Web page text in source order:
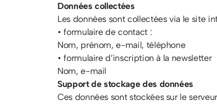
Données collectées
Les données sont collectées via le site
• formulaire de contact :
Nom, prénom, e-mail, téléphone
• formulaire d’inscription à la newsletter
Nom, e-mail
Support de stockage des données
Ces données sont stockées sur le